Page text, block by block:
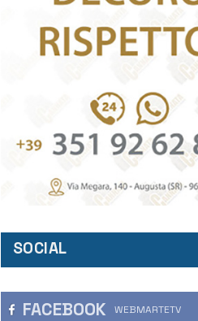
SOCIAL
FACEBOOK WEBMARTETV